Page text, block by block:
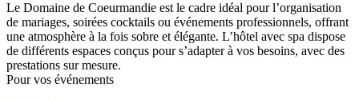
Le Domaine de Coeurmandie est le cadre idéal pour l’organisation
de mariages, soirées cocktails ou événements professionnels, offrant
une atmosphère à la fois sobre et élégante. L’hôtel avec spa dispose
de différents espaces conçus pour s’adapter à vos besoins, avec des
prestations sur mesure.
Pour vos événements